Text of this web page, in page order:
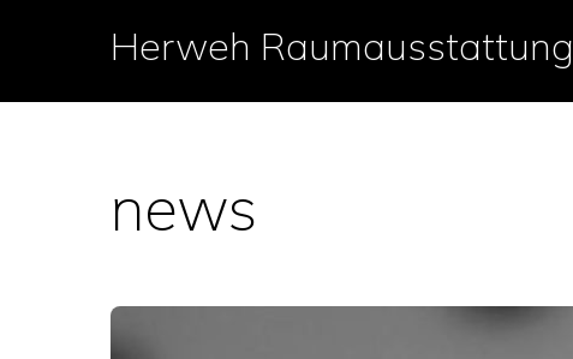
Herweh Raumausstattung
news